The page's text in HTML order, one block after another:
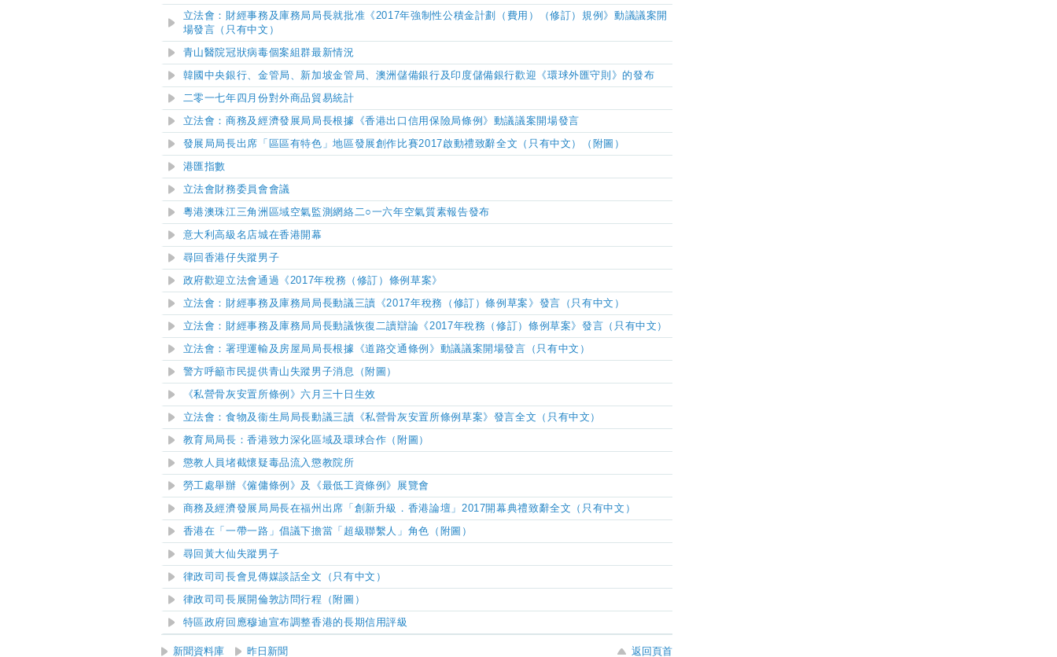
立法會：財經事務及庫務局局長就批准《2017年強制性公積金計劃（費用）（修訂）規例》動議議案開
場發言（只有中文）
青山醫院冠狀病毒個案組群最新情況
韓國中央銀行、金管局、新加坡金管局、澳洲儲備銀行及印度儲備銀行歡迎《環球外匯守則》的發布
二零一七年四月份對外商品貿易統計
立法會：商務及經濟發展局局長根據《香港出口信用保險局條例》動議議案開場發言
發展局局長出席「區區有特色」地區發展創作比賽2017啟動禮致辭全文（只有中文）（附圖）
港匯指數
立法會財務委員會會議
粵港澳珠江三角洲區域空氣監測網絡二○一六年空氣質素報告發布
意大利高級名店城在香港開幕
尋回香港仔失蹤男子
政府歡迎立法會通過《2017年稅務（修訂）條例草案》
立法會：財經事務及庫務局局長動議三讀《2017年稅務（修訂）條例草案》發言（只有中文）
立法會：財經事務及庫務局局長動議恢復二讀辯論《2017年稅務（修訂）條例草案》發言（只有中文）
立法會：署理運輸及房屋局局長根據《道路交通條例》動議議案開場發言（只有中文）
警方呼籲市民提供青山失蹤男子消息（附圖）
《私營骨灰安置所條例》六月三十日生效
立法會：食物及衞生局局長動議三讀《私營骨灰安置所條例草案》發言全文（只有中文）
教育局局長：香港致力深化區域及環球合作（附圖）
懲教人員堵截懷疑毒品流入懲教院所
勞工處舉辦《僱傭條例》及《最低工資條例》展覽會
商務及經濟發展局局長在福州出席「創新升級．香港論壇」2017開幕典禮致辭全文（只有中文）
香港在「一帶一路」倡議下擔當「超級聯繫人」角色（附圖）
尋回黃大仙失蹤男子
律政司司長會見傳媒談話全文（只有中文）
律政司司長展開倫敦訪問行程（附圖）
特區政府回應穆迪宣布調整香港的長期信用評級
新聞資料庫 昨日新聞 返回頁首